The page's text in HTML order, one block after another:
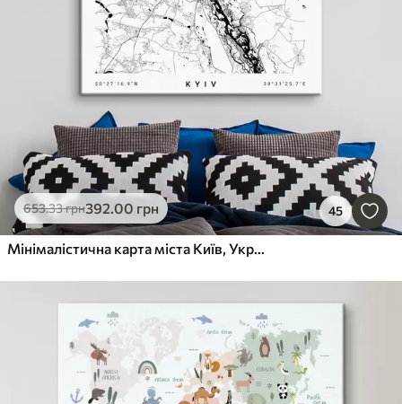
653.33грн392.00 грн 45
Мінімалістична карта міста Київ, Україна